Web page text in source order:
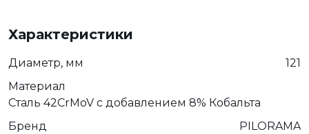
Характеристики
Диаметр, мм
121
Материал
Сталь 42CrMoV с добавлением 8% Кобальта
Бренд
PILORAMA